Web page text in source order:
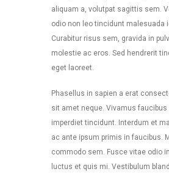
aliquam a, volutpat sagittis sem.
odio non leo tincidunt malesuada
Curabitur risus sem, gravida in
molestie ac eros. Sed hendrerit
eget laoreet.
Phasellus in sapien a erat
sit amet neque. Vivamus faucibus
imperdiet tincidunt. Interdum et
ac ante ipsum primis in faucibus.
commodo sem. Fusce vitae odio
luctus et quis mi. Vestibulum